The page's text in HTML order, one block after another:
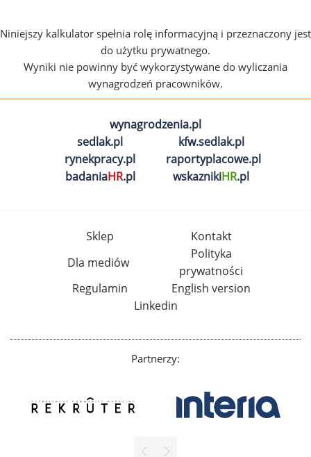
Niniejszy kalkulator spełnia rolę informacyjną i przeznaczony jest
do użytku prywatnego.
Wyniki nie powinny być wykorzystywane do wyliczania
wynagrodzeń pracowników.
wynagrodzenia.pl
sedlak.pl
kfw.sedlak.pl
rynekpracy.pl
raportyplacowe.pl
badaniaHR.pl wskaznikiHR.pl
Sklep
Kontakt
Dla mediów
Polityka
prywatności
Regulamin
English version
Linkedin
Partnerzy: